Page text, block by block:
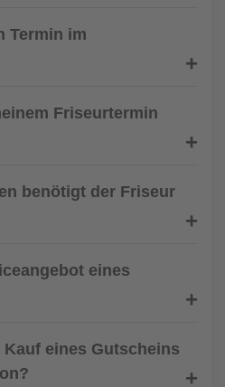
Termin im
Friseurtermin
benötigt der Friseur
eines
eines Gutscheins